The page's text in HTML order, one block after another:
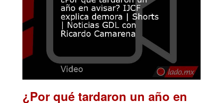
¿Por qué tardaron un año en